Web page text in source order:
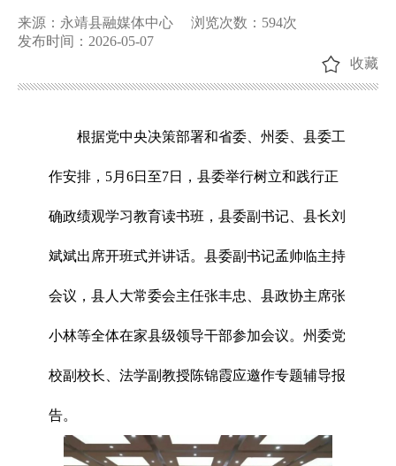
来源：永靖县融媒体中心 浏览次数： 594次
发布时间：2026-05-07
收藏
根据党中央决策部署和省委、州委、县委工
作安排，5月6日至7日，县委举行树立和践行正
确政绩观学习教育读书班，县委副书记、县长刘
斌斌出席开班式并讲话。县委副书记孟帅临主持
会议，县人大常委会主任张丰忠、县政协主席张
小林等全体在家县级领导干部参加会议。州委党
校副校长、法学副教授陈锦霞应邀作专题辅导报
告。